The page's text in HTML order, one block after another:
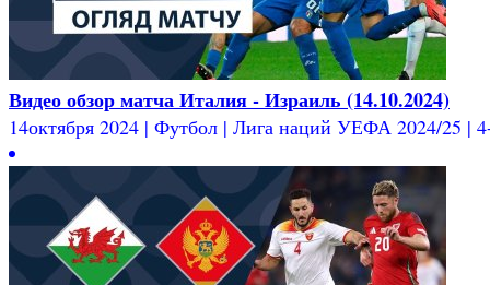
Видео обзор матча Италия - Израиль (14.10.2024)
14октября 2024 | Футбол | Лига наций УЕФА 2024/25 |